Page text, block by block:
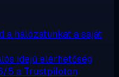
a hálózatunkat a saját
idejű elérhetőség
5 a Trustpiloton